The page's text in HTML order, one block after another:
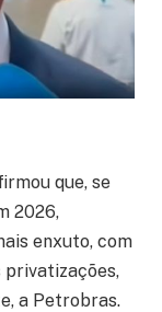
que, se
2026,
enxuto, com
privatizações,
a Petrobras.